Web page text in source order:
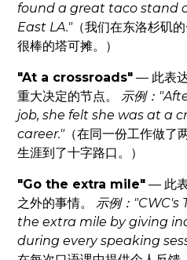
found a great taco stand
East LA."（我们在东洛杉矶
很棒的塔可摊。）
"At a crossroads" — 此表
重大决定的节点。示例：
job, she felt she was at a
career."（在同一份工作做了
生涯到了十字路口。）
"Go the extra mile" — 此
之外的事情。示例：
the extra mile by giving
during every speaking